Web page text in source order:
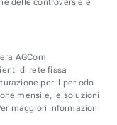
delle controversie è
AGCom
di rete fissa
per il periodo
mensile, le soluzioni
maggiori informazioni